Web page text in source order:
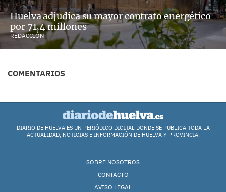
Huelva adjudica su mayor contrato energético
por 71,4 millones
REDACCIÓN
COMENTARIOS
DIARIO DE HUELVA ES UN PERIÓDICO DIGITAL DONDE SE PUBLICA TODA LA
ACTUALIDAD, NOTICIAS E INFORMACIÓN DE HUELVA Y PROVINCIA.
SOBRE NOSOTROS
CONTACTO
AVISO LEGAL